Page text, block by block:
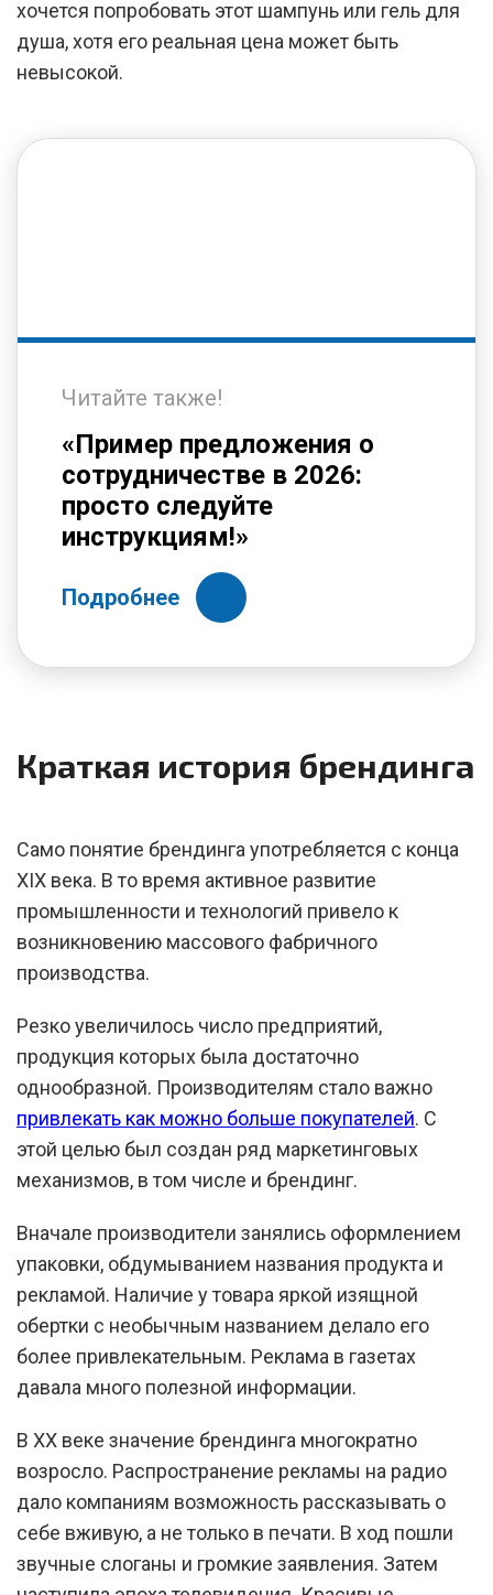
хочется попробовать этот шампунь или гель для
душа, хотя его реальная цена может быть
невысокой.
Читайте также!
«Пример предложения о
сотрудничестве в 2026:
просто следуйте
инструкциям!»
Подробнее
Краткая история брендинга
Само понятие брендинга употребляется с конца
XIX века. В то время активное развитие
промышленности и технологий привело к
возникновению массового фабричного
производства.
Резко увеличилось число предприятий,
продукция которых была достаточно
однообразной. Производителям стало важно
привлекать как можно больше покупателей. С
этой целью был создан ряд маркетинговых
механизмов, в том числе и брендинг.
Вначале производители занялись оформлением
упаковки, обдумыванием названия продукта и
рекламой. Наличие у товара яркой изящной
обертки с необычным названием делало его
более привлекательным. Реклама в газетах
давала много полезной информации.
В XX веке значение брендинга многократно
возросло. Распространение рекламы на радио
дало компаниям возможность рассказывать о
себе вживую, а не только в печати. В ход пошли
звучные слоганы и громкие заявления. Затем